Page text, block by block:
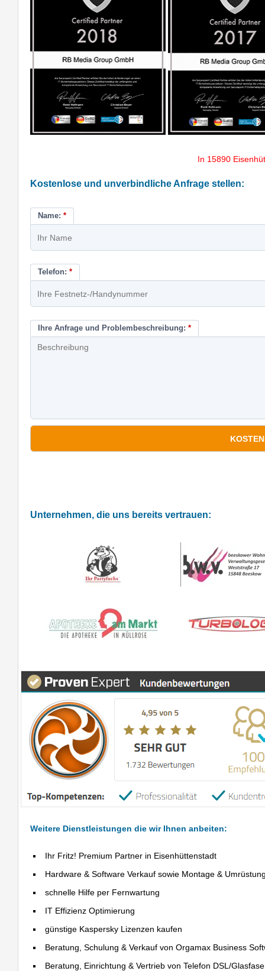
In 15890
Kostenlose und unverbindliche Anfrage stellen:
Name: *
Telefon: *
Ihre Anfrage und Problembeschreibung: *
Unternehmen, die uns bereits vertrauen:
Weitere Dienstleistungen die wir Ihnen anbeiten:
Ihr Fritz! Premium Partner in Eisenhüttenstadt
Hardware & Software Verkauf sowie Montage &
schnelle Hilfe per Fernwartung
IT Effizienz Optimierung
günstige Kaspersky Lizenzen kaufen
Beratung, Schulung & Verkauf von Orgamax Business
Beratung, Einrichtung & Vertrieb von Telefon DSL/